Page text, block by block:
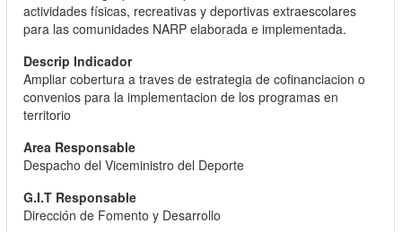
actividades físicas, recreativas y deportivas extraescolares
para las comunidades NARP elaborada e implementada.
Ampliar cobertura a traves de estrategia de cofinanciacion o
convenios para la implementacion de los programas en
territorio
Despacho del Viceministro del Deporte
Dirección de Fomento y Desarrollo